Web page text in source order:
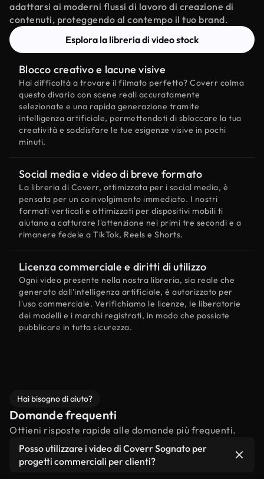
adattarsi ai moderni flussi di lavoro di creazione di
contenuti, proteggendo al contempo il tuo brand.
Esplora la libreria di video stock
Blocco creativo e lacune visive
Hai difficoltà a trovare il filmato perfetto? Coverr colma
questo divario con scene reali accuratamente
selezionate e una rapida generazione tramite
intelligenza artificiale, permettendoti di sbloccare la tua
creatività e soddisfare le tue esigenze visive in pochi
minuti.
Social media e video di breve formato
La libreria di Coverr, ottimizzata per i social media, è
pensata per un coinvolgimento immediato. I nostri
formati verticali e ottimizzati per dispositivi mobili ti
aiutano a catturare l'attenzione nei primi tre secondi e a
rimanere fedele a TikTok, Reels e Shorts.
Licenza commerciale e diritti di utilizzo
Ogni video presente nella nostra libreria, sia reale che
generato dall'intelligenza artificiale, è autorizzato per
l'uso commerciale. Verifichiamo le licenze, le liberatorie
dei modelli e i marchi registrati, in modo che possiate
pubblicare in tutta sicurezza.
Hai bisogno di aiuto?
Domande frequenti
Ottieni risposte rapide alle domande più frequenti.
Posso utilizzare i video di Coverr Sognato per
progetti commerciali per clienti?